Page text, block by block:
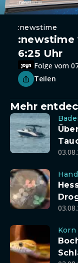
:newstime
:newstime
6:25 Uhr
Folge vom
Teilen
Mehr
Korn